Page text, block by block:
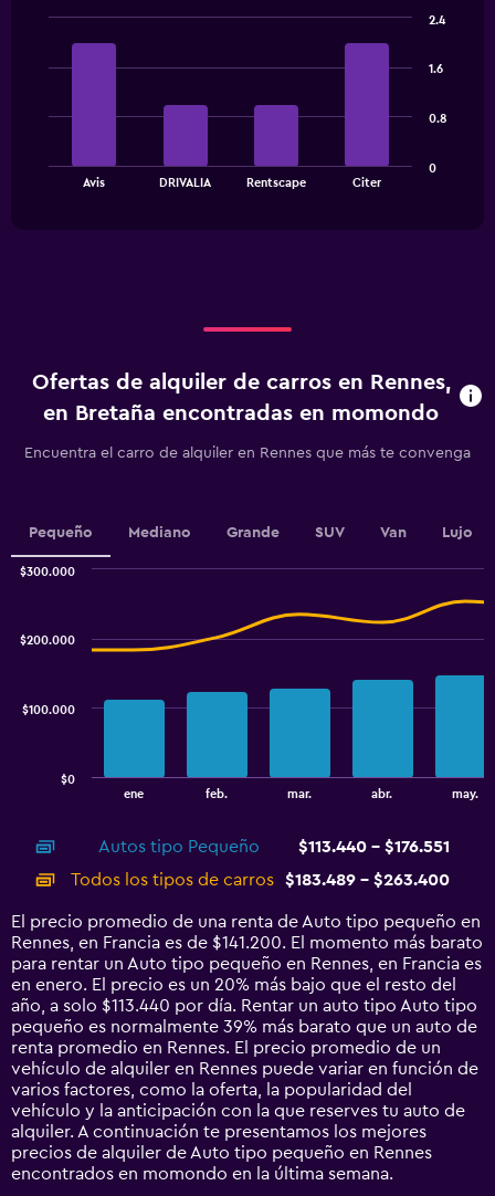
The
chart
1
values.
Range:
0
Avis DRIVALIA Rentscape Citer
0
0.8
1.6
2.4
Ofertas de alquiler de carros en Rennes,
en Bretaña encontradas en momondo
Encuentra el carro de alquiler en Rennes que más te convenga
Pequeño Mediano Grande SUV Van Lujo
displaying
categories.
Range:
14
categories.
The
chart
has
1
Y
axis
displaying
values.
Range:
0
to
300000.
ene feb. mar. abr. may.
$0
$100.000
$200.000
$300.000
Autos tipo Pequeño
$113.440 - $176.551
Todos los tipos de carros
$183.489 - $263.400
El precio promedio de una renta de Auto tipo pequeño en
Rennes, en Francia es de $141.200. El momento más barato
para rentar un Auto tipo pequeño en Rennes, en Francia es
en enero. El precio es un 20% más bajo que el resto del
año, a solo $113.440 por día. Rentar un auto tipo Auto tipo
pequeño es normalmente 39% más barato que un auto de
renta promedio en Rennes. El precio promedio de un
vehículo de alquiler en Rennes puede variar en función de
varios factores, como la oferta, la popularidad del
vehículo y la anticipación con la que reserves tu auto de
alquiler. A continuación te presentamos los mejores
precios de alquiler de Auto tipo pequeño en Rennes
encontrados en momondo en la última semana.